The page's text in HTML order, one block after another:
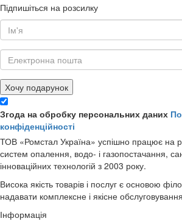
Підпишіться на розсилку
Хочу подарунок
Згода на обробку персональних даних
конфіденційності
ТОВ «Ромстал Україна» успішно працює на
систем опалення, водо- і газопостачання,
інноваційних технологій з 2003 року.
Висока якість товарів і послуг є основою
надавати комплексне і якісне
Інформація